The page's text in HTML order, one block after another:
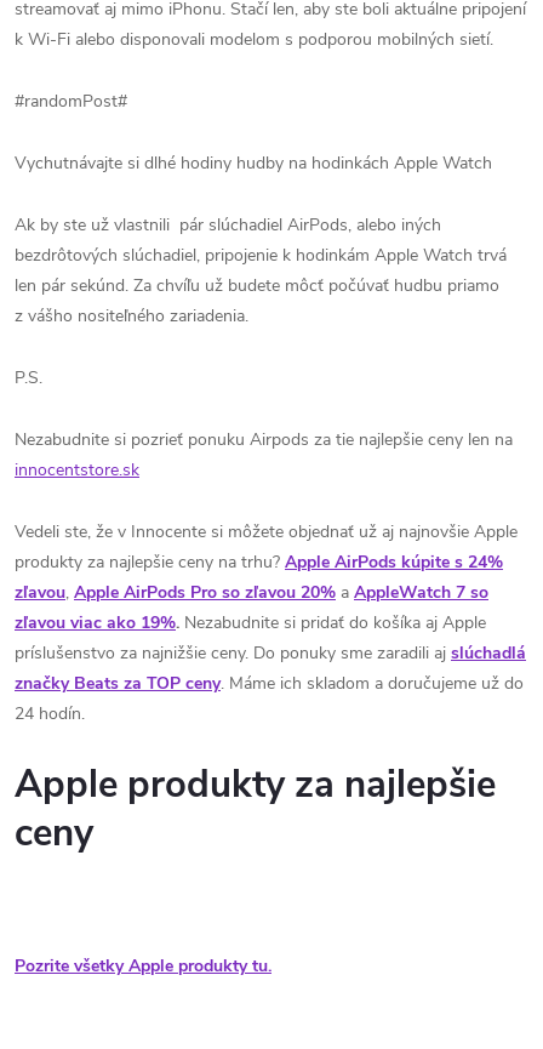
streamovať aj mimo iPhonu. Stačí len, aby ste boli aktuálne pripojení
k Wi-Fi alebo disponovali modelom s podporou mobilných sietí.
#randomPost#
Vychutnávajte si dlhé hodiny hudby na hodinkách Apple Watch
Ak by ste už vlastnili pár slúchadiel AirPods, alebo iných
bezdrôtových slúchadiel, pripojenie k hodinkám Apple Watch trvá
len pár sekúnd. Za chvíľu už budete môcť počúvať hudbu priamo
z vášho nositeľného zariadenia.
P.S.
Nezabudnite si pozrieť ponuku Airpods za tie najlepšie ceny len na
innocentstore.sk
Vedeli ste, že v Innocente si môžete objednať už aj najnovšie Apple
produkty za najlepšie ceny na trhu? Apple AirPods kúpite s 24%
zľavou, Apple AirPods Pro so zľavou 20% a AppleWatch 7 so
zľavou viac ako 19%. Nezabudnite si pridať do košíka aj Apple
príslušenstvo za najnižšie ceny. Do ponuky sme zaradili aj slúchadlá
značky Beats za TOP ceny. Máme ich skladom a doručujeme už do
24 hodín.
Apple produkty za najlepšie
ceny
Pozrite všetky Apple produkty tu.